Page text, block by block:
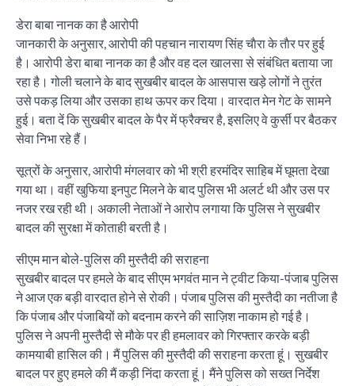
डेरा बाबा नानक का है आरोपी
जानकारी के अनुसार, आरोपी की पहचान नारायण सिंह चाैरा के ताैर पर हुई
है। आरोपी डेरा बाबा नानक का है और वह दल खालसा से संबंधित बताया जा
रहा है। गोली चलाने के बाद सुखबीर बादल के आसपास खड़े लोगों ने तुरंत
उसे पकड़ लिया और उसका हाथ ऊपर कर दिया। वारदात मेन गेट के सामने
हुई। बता दें कि सुखबीर बादल के पैर में फ्रैक्चर है, इसलिए वे कुर्सी पर बैठकर
सेवा निभा रहे हैं।
सूत्रों के अनुसार, आरोपी मंगलवार को भी श्री हरमंदिर साहिब में घूमता देखा
गया था। वहीं खुफिया इनपुट मिलने के बाद पुलिस भी अलर्ट थी और उस पर
नजर रख रही थी। अकाली नेताओं ने आरोप लगाया कि पुलिस ने सुखबीर
बादल की सुरक्षा में कोताही बरती है।
सीएम मान बोले-पुलिस की मुस्तैदी की सराहना
सुखबीर बादल पर हमले के बाद सीएम भगवंत मान ने ट्वीट किया-पंजाब पुलिस
ने आज एक बड़ी वारदात होने से रोकी। पंजाब पुलिस की मुस्तैदी का नतीजा है
कि पंजाब और पंजाबियों को बदनाम करने की साज़िश नाकाम हो गई है।
पुलिस ने अपनी मुस्तैदी से मौके पर ही हमलावर को गिरफ्तार करके बड़ी
कामयाबी हासिल की। मैं पुलिस की मुस्तैदी की सराहना करता हूं। सुखबीर
बादल पर हुए हमले की मैं कड़ी निंदा करता हूं। मैंने पुलिस को सख्त निर्देश